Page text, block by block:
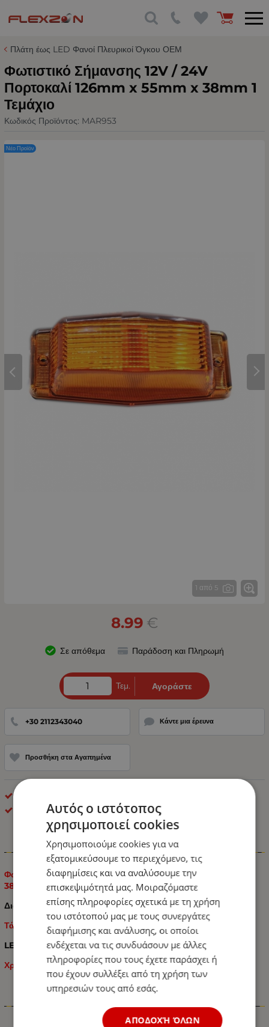
Πλάτη έως LED Φανοί Πλευρικοί Όγκου ΟΕΜ
Φωτιστικό Σήμανσης 12V / 24V
Πορτοκαλί 126mm x 55mm x 38mm 1
Τεμάχιο
Κωδικός Προϊόντος: MAR953
1 από 5
Νέο Προϊόν
8.99 €
Σε απόθεμα Παράδοση και Πληρωμή
Τεμ. Αγοράστε
+30 2112343040 Κάντε μια έρευνα
Προσθήκη στα Αγαπημένα
Πληροφορίες
Φωτιστικό Σήμανσης 12V / 24V Πορτοκαλί 126mm x 55mm x
38mm 1 Τεμάχιο
Διαστάσεις: 126mm x 55mm x 38mm
Τάση: 12V / 24V - Multi Voltage
LED 12 δίοδοι
Χρώμα: Πορτοκαλί, Κίτρινο
Χαρακτηριστικά
Αυτός ο ιστότοπος
χρησιμοποιεί cookies
Χρησιμοποιούμε cookies για να
εξατομικεύσουμε το περιεχόμενο, τις
διαφημίσεις και να αναλύσουμε την
επισκεψιμότητά μας. Μοιραζόμαστε
επίσης πληροφορίες σχετικά με τη χρήση
του ιστότοπού μας με τους συνεργάτες
διαφήμισης και ανάλυσης, οι οποίοι
ενδέχεται να τις συνδυάσουν με άλλες
πληροφορίες που τους έχετε παράσχει ή
που έχουν συλλέξει από τη χρήση των
υπηρεσιών τους από εσάς.
ΑΠΟΔΟΧΉ ΌΛΩΝ